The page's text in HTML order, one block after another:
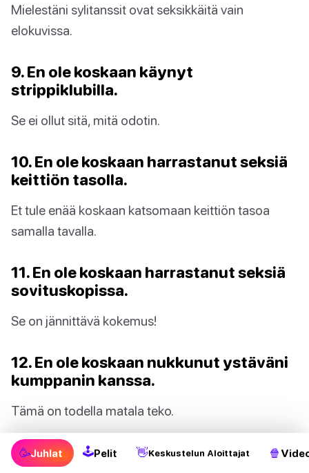
Mielestäni sylitanssit ovat seksikkäitä vain
elokuvissa.
9. En ole koskaan käynyt
strippiklubilla.
Se ei ollut sitä, mitä odotin.
10. En ole koskaan harrastanut seksiä
keittiön tasolla.
Et tule enää koskaan katsomaan keittiön tasoa
samalla tavalla.
11. En ole koskaan harrastanut seksiä
sovituskopissa.
Se on jännittävä kokemus!
12. En ole koskaan nukkunut ystäväni
kumppanin kanssa.
Tämä on todella matala teko.
13. En ole koskaan uneksinut seksistä
🥳Juhlat 🕹Pelit 👋Keskustelun Aloittajat 🍿